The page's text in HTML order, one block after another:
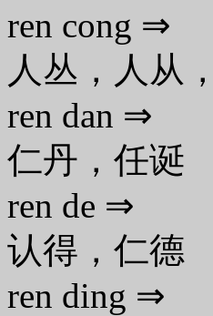
ren cong ⇒
人丛，人从
ren dan ⇒
仁丹，任诞
ren de ⇒
认得，仁德
ren ding ⇒